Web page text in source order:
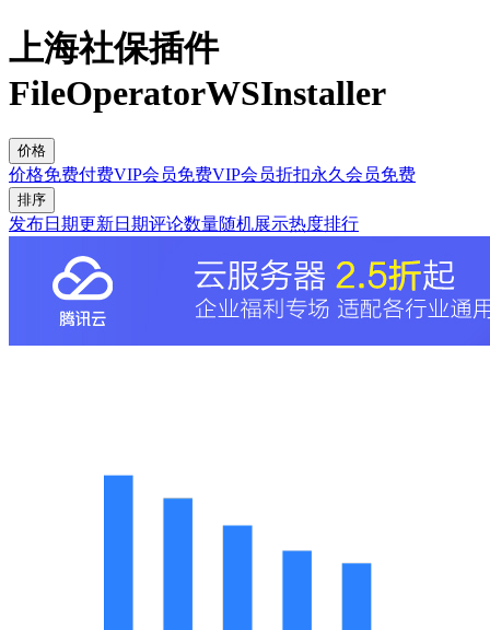
上海社保插件
FileOperatorWSInstaller
价格
价格免费付费VIP会员免费VIP会员折扣永久会员免费
排序
发布日期更新日期评论数量随机展示热度排行